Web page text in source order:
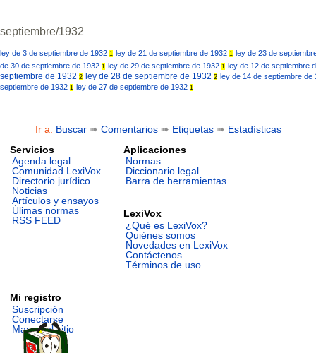
septiembre/1932
ley de 3 de septiembre de 1932 1 ley de 21 de septiembre de 1932 1 ley de 23 de
de 30 de septiembre de 1932 1 ley de 29 de septiembre de 1932 1 ley de 12 de septiembre
septiembre de 1932 2 ley de 28 de septiembre de 1932 2 ley de 14 de septiembre de
septiembre de 1932 1 ley de 27 de septiembre de 1932 1
Ir a: Buscar➠ Comentarios➠ Etiquetas➠ Estadísticas
Servicios
Agenda legal
Comunidad LexiVox
Directorio jurídico
Noticias
Artículos y ensayos
Úlimas normas
RSS FEED
Aplicaciones
Normas
Diccionario legal
Barra de herramientas
LexiVox
¿Qué es LexiVox?
Quiénes somos
Novedades en LexiVox
Contáctenos
Términos de uso
Mi registro
Suscripción
Conectarse
Mapa del sitio